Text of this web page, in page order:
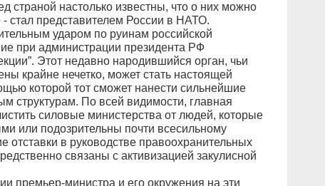
страной настолько известны, что о них можно
стал представителем России в НАТО.
ударом по руинам российской
при администрации президента РФ
Этот недавно народившийся орган, чьи
крайне нечетко, может стать настоящей
которой тот сможет нанести сильнейшие
структурам. По всей видимости, главная
силовые министерства от людей, которые
или подозрительны почти всесильному
отставки в руководстве правоохранительных
связаны с активизацией закулисной
премьер-министра и его окружения на эти